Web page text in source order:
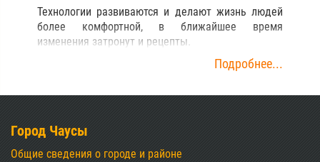
Технологии развиваются и делают жизнь людей
более комфортной, в ближайшее время
изменения затронут и рецепты.
Подробнее...
Город Чаусы
Общие сведения о городе и районе